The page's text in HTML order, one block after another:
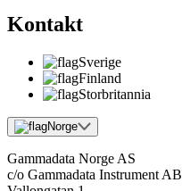
Kontakt
Sverige
Finland
Storbritannia
Norge
Gammadata Norge AS
c/o Gammadata Instrument AB